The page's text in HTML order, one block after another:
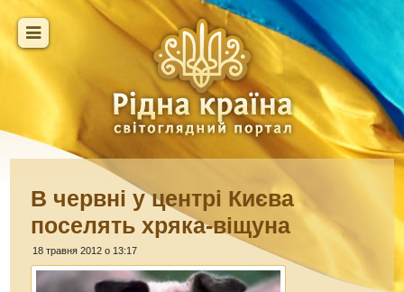
В червні у центрі Києва
поселять хряка-віщуна
18 травня 2012 о 13:17